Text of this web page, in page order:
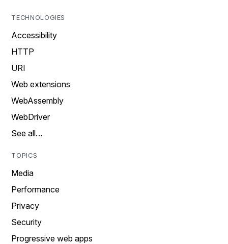
TECHNOLOGIES
Accessibility
HTTP
URI
Web extensions
WebAssembly
WebDriver
See all…
TOPICS
Media
Performance
Privacy
Security
Progressive web apps